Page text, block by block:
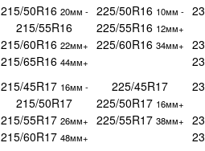
215/50R16 20мм -
215/55R16
215/60R16 22мм+
215/65R16 44мм+
225/50R16 10мм -
225/55R16 12мм+
225/60R16 34мм+
215/45R17 16мм -
215/50R17
215/55R17 26мм+
215/60R17 48мм+
225/45R17
225/50R17 16мм+
225/55R17 38мм+